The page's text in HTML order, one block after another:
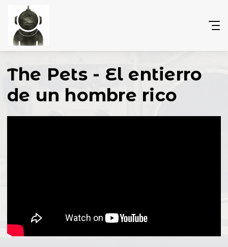
The Pets - El entierro
de un hombre rico